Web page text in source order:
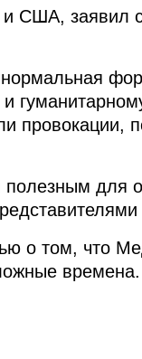
США, заявил
провокации,
полезным для
о том, что
времена.